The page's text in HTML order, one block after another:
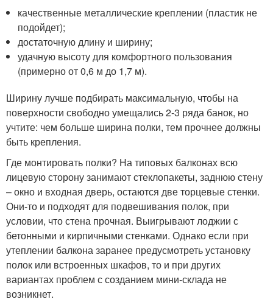
качественные металлические креплении (пластик не
подойдет);
достаточную длину и ширину;
удачную высоту для комфортного пользования
(примерно от 0,6 м до 1,7 м).
Ширину лучше подбирать максимальную, чтобы на
поверхности свободно умещались 2-3 ряда банок, но
учтите: чем больше ширина полки, тем прочнее должны
быть крепления.
Где монтировать полки? На типовых балконах всю
лицевую сторону занимают стеклопакеты, заднюю стену
– окно и входная дверь, остаются две торцевые стенки.
Они-то и подходят для подвешивания полок, при
условии, что стена прочная. Выигрывают лоджии с
бетонными и кирпичными стенками. Однако если при
утеплении балкона заранее предусмотреть установку
полок или встроенных шкафов, то и при других
вариантах проблем с созданием мини-склада не
возникнет.